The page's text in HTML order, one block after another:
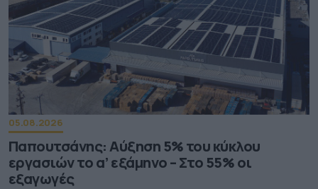
05.08.2026
Παπουτσάνης: Αύξηση 5% του κύκλου
εργασιών το α’ εξάμηνο – Στο 55% οι
εξαγωγές